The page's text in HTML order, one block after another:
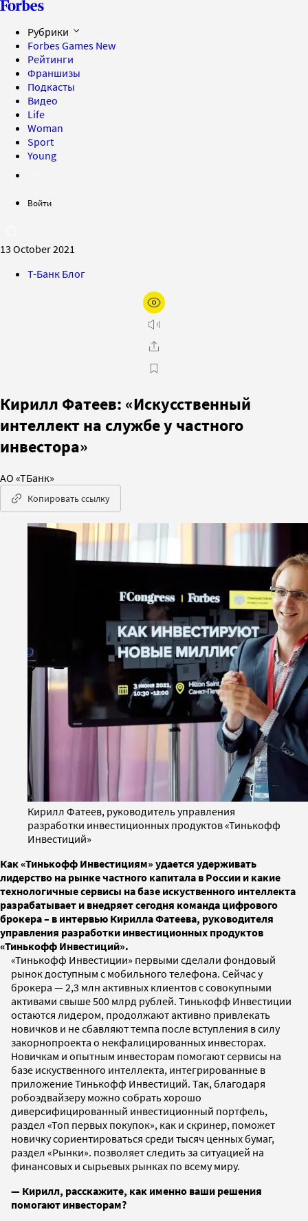
Рубрики
Forbes Games New
Рейтинги
Франшизы
Подкасты
Видео
Life
Woman
Sport
Young
Войти
13 October 2021
Т-Банк Блог
Кирилл Фатеев: «Искусственный
интеллект на службе у частного
инвестора»
АО «ТБанк»
Копировать ссылку
Кирилл Фатеев, руководитель управления
разработки инвестиционных продуктов «Тинькофф
Инвестиций»
Как «Тинькофф Инвестициям» удается удерживать
лидерство на рынке частного капитала в России и какие
технологичные сервисы на базе искуственного интеллекта
разрабатывает и внедряет сегодня команда цифрового
брокера – в интервью Кирилла Фатеева, руководителя
управления разработки инвестиционных продуктов
«Тинькофф Инвестиций».
«Тинькофф Инвестиции» первыми сделали фондовый
рынок доступным с мобильного телефона. Сейчас у
брокера — 2,3 млн активных клиентов с совокупными
активами свыше 500 млрд рублей. Тинькофф Инвестиции
остаются лидером, продолжают активно привлекать
новичков и не сбавляют темпа после вступления в силу
закорнопроекта о некфалицированных инвесторах.
Новичкам и опытным инвесторам помогают сервисы на
базе искуственного интеллекта, интегрированные в
приложение Тинькофф Инвестиций. Так, благодаря
робоэдвайзеру можно собрать хорошо
диверсифицированный инвестиционный портфель,
раздел «Топ первых покупок», как и скринер, поможет
новичку сориентироваться среди тысяч ценных бумаг,
раздел «Рынки». позволяет следить за ситуацией на
финансовых и сырьевых рынках по всему миру.
— Кирилл, расскажите, как именно ваши решения
помогают инвесторам?